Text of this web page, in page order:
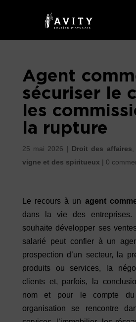
Agent
sécuriser le
les
la rupture
25 mai 2026 | Droit des affaires
vigne et des spiritueux | 0
Le recours à un agent
dans la vie des
souhaite développer ses
salarié peut confier à un
prospection d’un secteur, la
produits ou services, la
clients et, parfois, la
nom et pour le compte du
organisation se rencontre